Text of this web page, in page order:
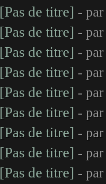
[Pas de titre] - par
[Pas de titre] - par
[Pas de titre] - par
[Pas de titre] - par
[Pas de titre] - par
[Pas de titre] - par
[Pas de titre] - par
[Pas de titre] - par
[Pas de titre] - par